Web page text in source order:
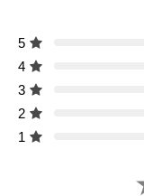
5
4
3
2
1